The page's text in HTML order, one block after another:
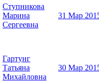
Ступникова
Марина
Сергеевна
31 Мар
Гартунг
Татьяна
Михайловна
30 Мар